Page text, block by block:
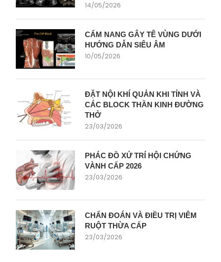
14/05/2026
CẨM NANG GÂY TÊ VÙNG DƯỚI
HƯỚNG DẪN SIÊU ÂM
10/05/2026
ĐẶT NỘI KHÍ QUẢN KHI TỈNH VÀ
CÁC BLOCK THẦN KINH ĐƯỜNG
THỞ
23/03/2026
PHÁC ĐỒ XỬ TRÍ HỘI CHỨNG
VÀNH CẤP 2026
23/03/2026
CHẨN ĐOÁN VÀ ĐIỀU TRỊ VIÊM
RUỘT THỪA CẤP
23/03/2026